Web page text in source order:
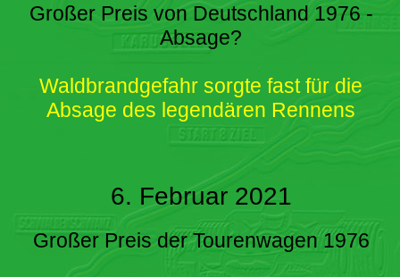
Großer Preis von Deutschland 1976 -
Absage?
Waldbrandgefahr sorgte fast für die
Absage des legendären Rennens
6. Februar 2021
Großer Preis der Tourenwagen 1976